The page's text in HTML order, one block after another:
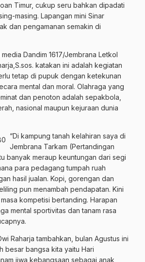
Timur, cukup seru bahkan dipadati
masing. Lapangan mini Sinar
dan pengamanan semakin di
Dandim 1617/Jembrana Letkol
katakan ini adalah kegiatan
tetap di pupuk dengan ketekunan
mental dan moral. Olahraga yang
dan penoton adalah sepakbola,
nasional maupun kejuraan dunia
“Di kampung tanah kelahiran saya di
Jembrana Tarkam (Pertandingan
banyak meraup keuntungan dari segi
para pedagang tumpah ruah
hasil jualan. Kopi, gorengan dan
pun menambah pendapatan. Kini
kompetisi bertanding. Harapan
mental sportivitas dan tanam rasa
Raharja tambahkan, bulan Agustus ini
besar bangsa kita yaitu Hari
jiwa kebangsaan sebagai anak